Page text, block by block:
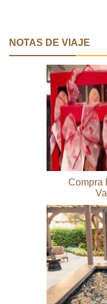
NOTAS DE VIAJE
Compra